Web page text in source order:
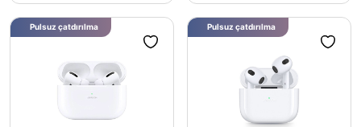
Pulsuz çatdırılma Pulsuz çatdırılma